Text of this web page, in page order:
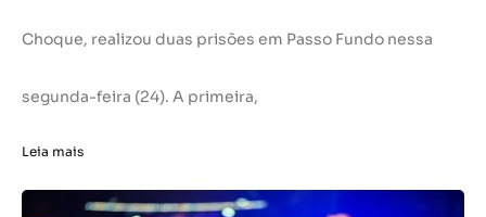
Choque, realizou duas prisões em Passo Fundo nessa
segunda-feira (24). A primeira,
Leia mais